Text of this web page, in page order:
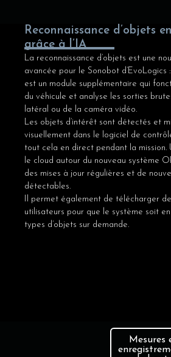
Reconnaissance d’objets
grâce à l’IA
La reconnaissance d’objets est une
avancée pour le Sonobot d’EvoLogics
est un module supplémentaire qui
du véhicule et analyse les sorties
latéral ou de la caméra vidéo.
Les objets d’intérêt sont détectés et
visuellement dans le logiciel de
tout cela en direct pendant la mission.
le cloud autour du nouveau système
des mises à jour régulières et de
détectables.
Il permet également de télécharger
utilisateurs pour que le système soit
types d’objets sur demande.
Mesures